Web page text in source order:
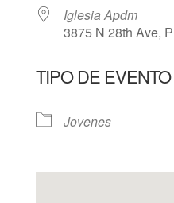
Iglesia Apdm
3875 N 28th Ave,
TIPO DE EVENTO
Jovenes